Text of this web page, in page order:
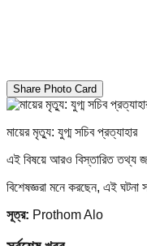
Share Photo Card
মায়ের মৃত্যু: যুগ্ম সচিব প্রত্যাহার
এই বিষয়ে আরও বিস্তারিত তথ্য
বিশেষজ্ঞরা মনে করছেন, এই
সূত্র: Prothom Alo